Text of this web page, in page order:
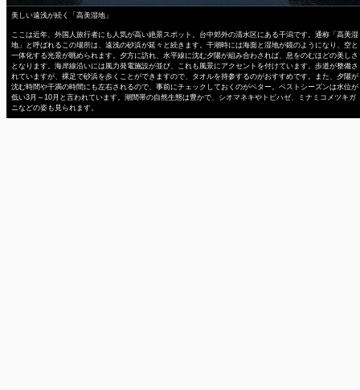
美しい遠浅が続く「高美湿地」
ここは近年、外国人旅行者にも人気が高い絶景スポット。台中郊外の清水区にある干潟です。通称「高美湿
地」と呼ばれるこの場所は、遠浅の砂浜が延々と続きます。干潮時には海面と湿地が鏡のようになり、空と
一体化する光景が眺められます。夕方に訪れ、水平線に沈む夕陽が組み合わされば、息をのむほどの美しさ
となります。海岸線沿いには風力発電施設が並び、これも風景にアクセントを付けています。歩道が整備さ
れていますが、裸足で砂浜を歩くことができますので、タオルを持参するのがおすすめです。また、夕陽が
沈む時間や干満の時間にも左右されるので、事前にチェックしておくのがベター。ベストシーズンは水位が
低い3月～10月と言われています。潮間帯の自然生態は豊かで、シオマネキやトビハゼ、ミナミコメツキガ
ニなどの姿も見られます。